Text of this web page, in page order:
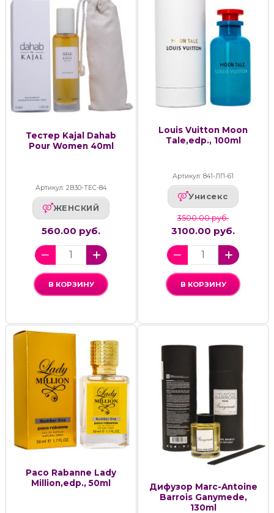
Тестер Kajal Dahab
Pour Women 40ml
Артикул: 2В30-ТЕС-84
ЖЕНСКИЙ
560.00 руб.
В КОРЗИНУ
Louis Vuitton Moon
Tale,edp., 100ml
Артикул: 841-ЛП-61
Унисекс
3500.00 руб.
3100.00 руб.
В КОРЗИНУ
Paco Rabanne Lady
Million,edp., 50ml
Дифузор Marc-Antoine
Barrois Ganymede,
130ml